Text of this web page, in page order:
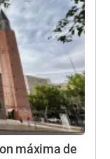
máxima de